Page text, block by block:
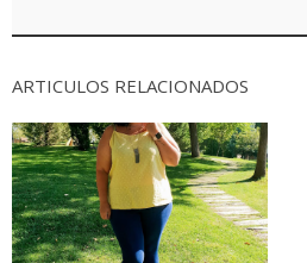
ARTICULOS RELACIONADOS